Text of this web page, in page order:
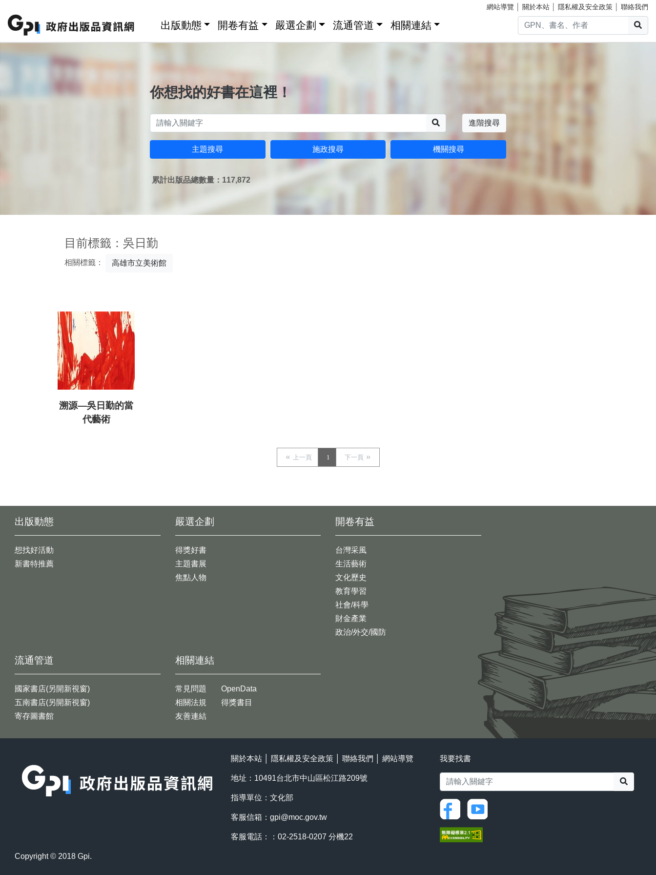
網站導覽 關於本站 隱私權及安全政策 聯絡我們
出版動態 開卷有益 嚴選企劃 流通管道 相關連結
你想找的好書在這裡！
進階搜尋
主題搜尋 施政搜尋 機關搜尋
累計出版品總數量：117,872
目前標籤：吳日勤
相關標籤： 高雄市立美術館
溯源—吳日勤的當
代藝術
上一頁 1 下一頁
出版動態
想找好活動
新書特推薦
開卷有益
台灣采風
生活藝術
文化歷史
教育學習
社會/科學
財金產業
政治/外交/國防
嚴選企劃
得獎好書
主題書展
焦點人物
流通管道
國家書店(另開新視窗)
五南書店(另開新視窗)
寄存圖書館
相關連結
常見問題
相關法規
友善連結
OpenData
得獎書目
關於本站 隱私權及安全政策 聯絡我們 網站導覽
地址：10491台北市中山區松江路209號
指導單位：文化部
客服信箱： gpi@moc.gov.tw
客服電話：：02-2518-0207 分機22
我要找書
Copyright © 2018 Gpi.